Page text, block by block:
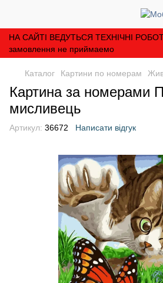
НА САЙТІ ВЕДУТЬСЯ ТЕХНІЧНІ
замовлення не приймаемо
Каталог Картини по номерам
Картина за номерами
мисливець
Артикул: 36672 Написати відгук